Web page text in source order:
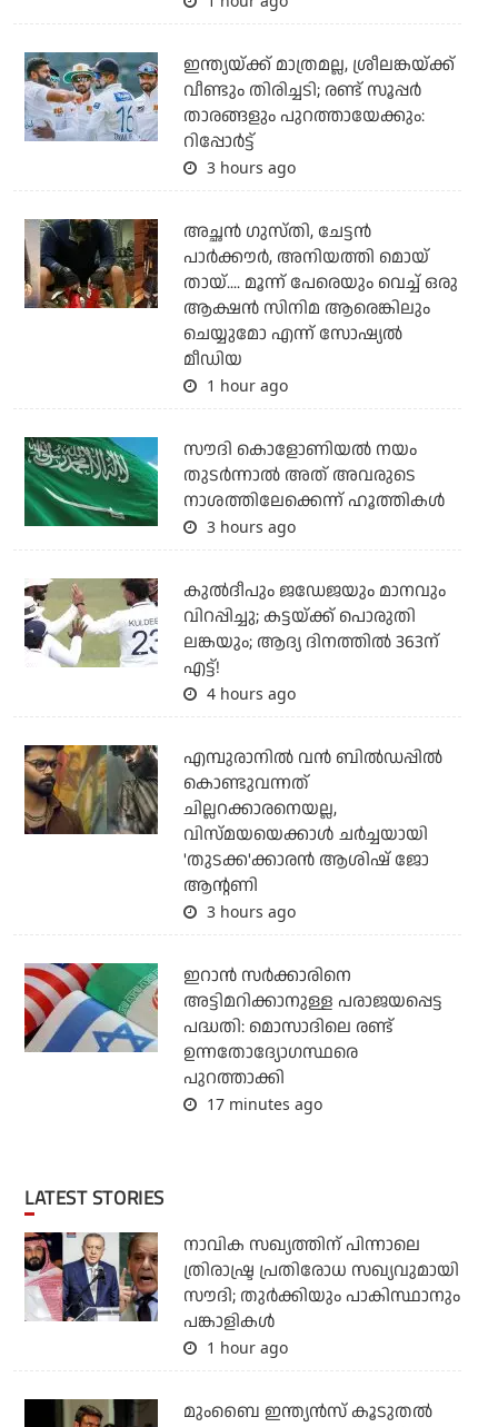
ഇന്ത്യയ്ക്ക് മാത്രമല്ല, ശ്രീലങ്കയ്ക്ക്
വീണ്ടും തിരിച്ചടി; രണ്ട് സൂപ്പര്‍
താരങ്ങളും പുറത്തായേക്കും:
റിപ്പോര്‍ട്ട്
3 hours ago
അച്ഛന്‍ ഗുസ്തി, ചേട്ടന്‍
പാര്‍ക്കൗര്‍, അനിയത്തി മൊയ്
തായ്.... മൂന്ന് പേരെയും വെച്ച് ഒരു
ആക്ഷന്‍ സിനിമ ആരെങ്കിലും
ചെയ്യുമോ എന്ന് സോഷ്യല്‍
മീഡിയ
1 hour ago
സൗദി കൊളോണിയല്‍ നയം
തുടര്‍ന്നാല്‍ അത് അവരുടെ
നാശത്തിലേക്കെന്ന് ഹൂത്തികള്‍
3 hours ago
കുല്‍ദീപും ജഡേജയും മാനവും
വിറപ്പിച്ചു; കട്ടയ്ക്ക് പൊരുതി
ലങ്കയും; ആദ്യ ദിനത്തില്‍ 363ന്
എട്ട്!
4 hours ago
എമ്പുരാനില്‍ വന്‍ ബില്‍ഡപ്പില്‍
കൊണ്ടുവന്നത്
ചില്ലറക്കാരനെയല്ല,
വിസ്മയയെക്കാള്‍ ചര്‍ച്ചയായി
'തുടക്ക'ക്കാരന്‍ ആശിഷ് ജോ
ആന്റണി
3 hours ago
ഇറാന്‍ സര്‍ക്കാരിനെ
അട്ടിമറിക്കാനുള്ള പരാജയപ്പെട്ട
പദ്ധതി: മൊസാദിലെ രണ്ട്
ഉന്നതോദ്യോഗസ്ഥരെ
പുറത്താക്കി
17 minutes ago
LATEST STORIES
നാവിക സഖ്യത്തിന് പിന്നാലെ
ത്രിരാഷ്ട്ര പ്രതിരോധ സഖ്യവുമായി
സൗദി; തുര്‍ക്കിയും പാകിസ്ഥാനും
പങ്കാളികള്‍
1 hour ago
മുംബൈ ഇന്ത്യന്‍സ് കൂടുതല്‍